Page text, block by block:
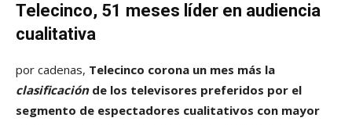
Telecinco, 51 meses líder en audiencia
cualitativa
por cadenas, Telecinco corona un mes más la
clasificaciónde los televisores preferidos por el
segmento de espectadores cualitativos con mayor